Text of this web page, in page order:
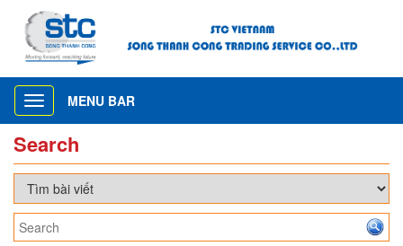
Toggle
navigation
MENU BAR
Search